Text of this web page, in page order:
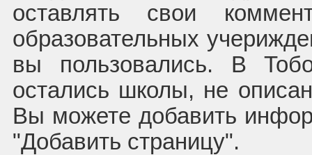
оставлять свои
образовательных
вы пользовались. В
остались школы, не
Вы можете добавить
"Добавить страницу".